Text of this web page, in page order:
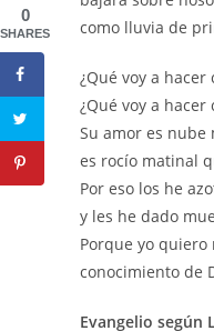
como lluvia de
¿Qué voy a hacer
¿Qué voy a hacer
Su amor es nube
es rocío matinal
Por eso los he
y les he dado
Porque yo
conocimiento de
Evangelio según
0
SHARES